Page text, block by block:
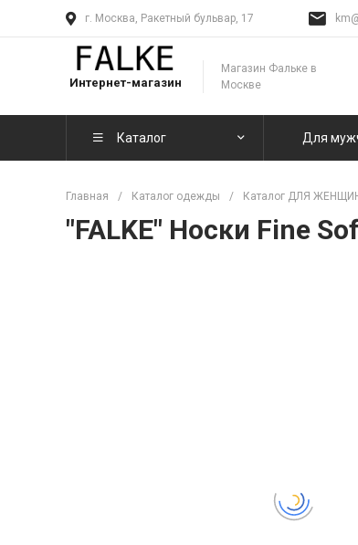
г. Москва, Ракетный бульвар, 17
Интернет-магазин
Магазин Фальке в
Москве
Каталог Для
Главная / Каталог одежды / Каталог ДЛЯ ЖЕНЩИН
"FALKE" Носки Fine